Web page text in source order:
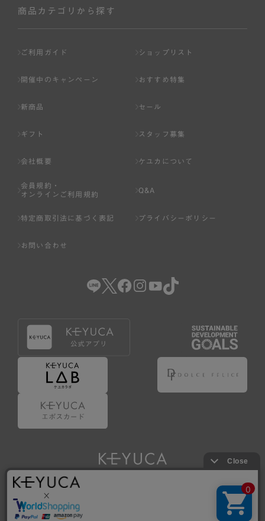
ません。
ページへの入力、または弊社が別途指定する方法に従って
基づき判断した場合は、弊社は、その登録を取り消すこと
のいずれかの事由に該当する場合は、その登録を拒否し、
または事前に通知することなく一旦なされた登録を取り消
いる場合。
（5） その他、本規約または個別規定に違反した場合。
4.会員登録が取り消された場合においても、当該会員は、
弊社とのお取引等により既に発生した支払義務等の取引上
の義務および本規約上の義務の履行責任を免れないものと
します。
5.仮登録とは、ケユカが提供するアプリ等でサービスを利
用するための簡易的な会員登録（以下「仮登録」といいま
6.仮登録をすることで、第9条のポイント付与を受けるこ
とができます。
7.仮登録状態はポイントの利用は行えず、第3条1項の通り
に登録完了することでポイント利用が行えるようになりま
す。
商品カテゴリから探す
ご利用ガイド ショップリスト
開催中のキャンペーン おすすめ特集
新商品 セール
ギフト スタッフ募集
会社概要 ケユカについて
会員規約・
オンラインご利用規約
Q&A
特定商取引法に基づく表記 プライバシーポリシー
お問い合わせ
Copyright © KAWAJUN Co., Ltd. All Rights Reserved.